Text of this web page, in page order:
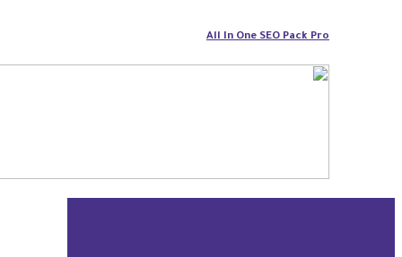
All In One SEO Pack Pro